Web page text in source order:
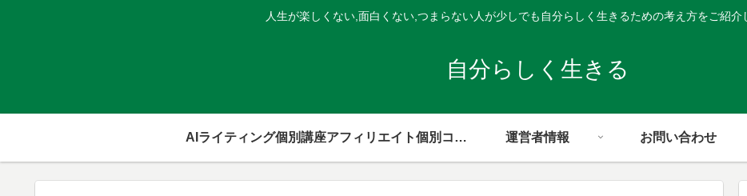
人生が楽しくない,面白くない,つまらない人が少しでも自分らしく生きるための考え方をご紹介
自分らしく生きる
AIライティング個別講座 アフィリエイト個別コンサル 運営者情報 お問い合わせ